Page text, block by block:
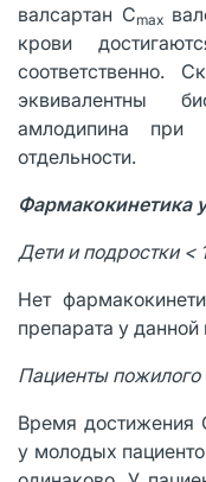
валсартан Cmax
крови
соответственно.
эквивалентны
амлодипина
отдельности.
Фармакокинетика
Дети и подростки <
Нет
препарата у данной
Пациенты пожилого
Время достижения
у молодых